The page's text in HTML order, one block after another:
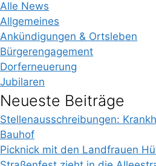
Alle News
Allgemeines
Ankündigungen & Ortsleben
Bürgerengagement
Dorferneuerung
Jubilaren
Neueste Beiträge
Stellenausschreibungen:
Bauhof
Picknick mit den Landfrauen